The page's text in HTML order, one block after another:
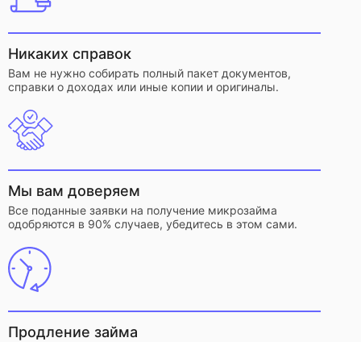
Никаких справок
Вам не нужно собирать полный пакет документов,
справки о доходах или иные копии и оригиналы.
Мы вам доверяем
Все поданные заявки на получение микрозайма
одобряются в 90% случаев, убедитесь в этом сами.
Продление займа